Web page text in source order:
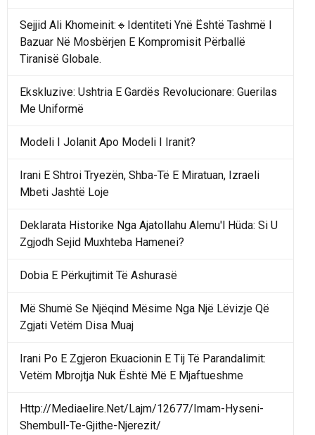
Sejjid Ali Khomeinit:🔹Identiteti Ynë Është Tashmë I
Bazuar Në Mosbërjen E Kompromisit Përballë
Tiranisë Globale.
Ekskluzive: Ushtria E Gardës Revolucionare: Guerilas
Me Uniformë
Modeli I Jolanit Apo Modeli I Iranit?
Irani E Shtroi Tryezën, Shba-Të E Miratuan, Izraeli
Mbeti Jashtë Loje
Deklarata Historike Nga Ajatollahu Alemu'l Hüda: Si U
Zgjodh Sejid Muxhteba Hamenei?
Dobia E Përkujtimit Të Ashurasë
Më Shumë Se Njëqind Mësime Nga Një Lëvizje Që
Zgjati Vetëm Disa Muaj
Irani Po E Zgjeron Ekuacionin E Tij Të Parandalimit:
Vetëm Mbrojtja Nuk Është Më E Mjaftueshme
Http://Mediaelire.Net/Lajm/12677/Imam-Hyseni-
Shembull-Te-Gjithe-Njerezit/